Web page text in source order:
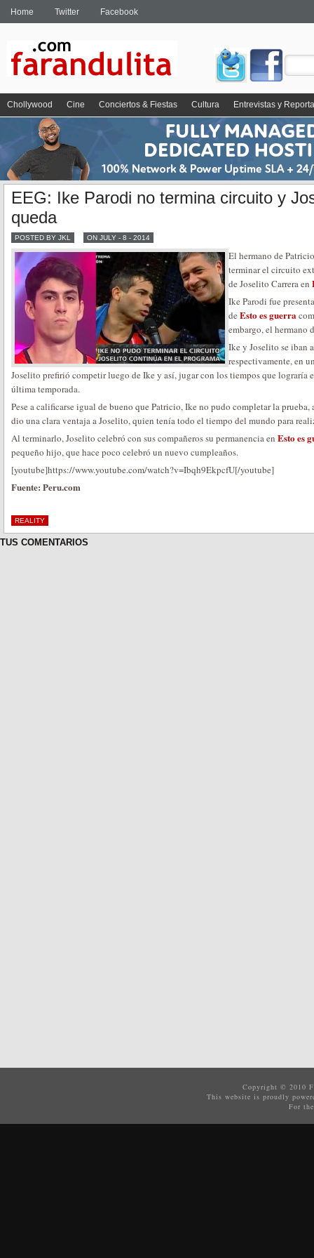
Home Twitter Facebook
Chollywood Cine Conciertos & Fiestas Cultura Entrevistas y
EEG: Ike Parodi no termina circuito y
queda
POSTED BY JKL ON JULY - 8 - 2014
El hermano de
terminar el circuito
de Joselito Carrera en
Ike Parodi fue
de Esto es guerra
embargo, el hermano
Ike y Joselito se iban
respectivamente, en
Joselito prefirió competir luego de Ike y así, jugar con los tiempos que lograría
última temporada.
Pese a calificarse igual de bueno que Patricio, Ike no pudo completar la prueba,
dio una clara ventaja a Joselito, quien tenía todo el tiempo del mundo para
Al terminarlo, Joselito celebró con sus compañeros su permanencia en Esto es
pequeño hijo, que hace poco celebró un nuevo cumpleaños.
[youtube]https://www.youtube.com/watch?v=Ibqh9EkpcfU[/youtube]
Fuente: Peru.com
REALITY
TUS COMENTARIOS
Copyright © 2010
This website is proudly
For